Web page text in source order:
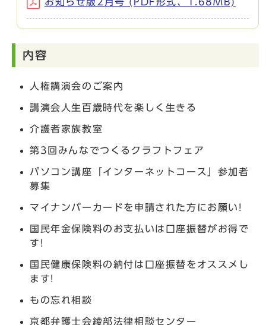
内容
人権講演会のご案内
講演会人生百歳時代を楽しく生きる
介護者家族教室
第3回みんなでつくるクラフトフェア
パソコン講座「インターネットコース」参加者
募集
マイナンバーカードを申請された方にお願い!
国民年金保険料のお支払いは口座振替がお得で
す!
国民健康保険料の納付は口座振替をオススメし
ます!
もの忘れ相談
京都弁護士会綾部法律相談センター